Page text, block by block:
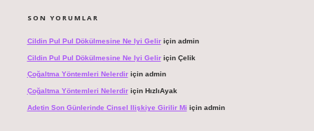
SON YORUMLAR
Cildin Pul Pul Dökülmesine Ne Iyi Geliriçin admin
Cildin Pul Pul Dökülmesine Ne Iyi Geliriçin Çelik
Çoğaltma Yöntemleri Nelerdiriçin admin
Çoğaltma Yöntemleri Nelerdiriçin HızlıAyak
Adetin Son Günlerinde Cinsel Ilişkiye Girilir Mi için admin